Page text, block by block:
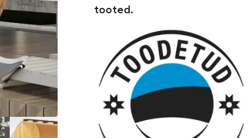
tooted.